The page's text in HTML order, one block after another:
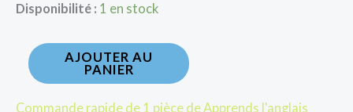
Disponibilité : 1 en stock
AJOUTER AU
PANIER
Commande rapide de 1 pièce de Apprends l'anglais